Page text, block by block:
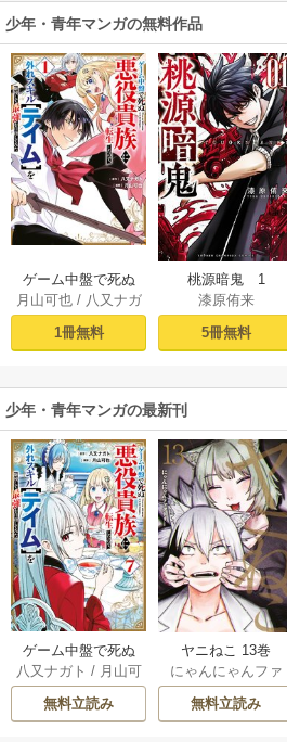
少年・青年マンガの無料作品
ゲーム中盤で死ぬ
悪役貴族に転生し
たので、外れスキ
ル【テイム】を駆
してみた（１）
月山可也/ 八又ナガ
ト
1冊無料
桃源暗鬼 1
漆原侑来
5冊無料
少年・青年マンガの最新刊
ゲーム中盤で死ぬ
悪役貴族に転生し
たので、外れスキ
ル【テイム】を駆
八又ナガト / 月山可
也
無料立読み
ヤニねこ 13巻
にゃんにゃんファ
クトリー
無料立読み